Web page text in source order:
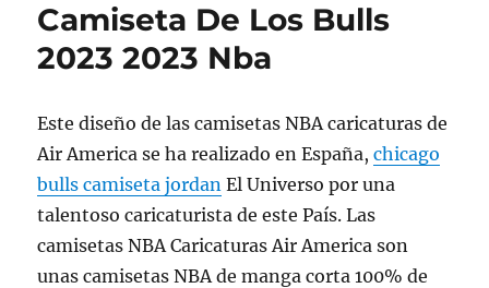
Camiseta De Los Bulls
2023 2023 Nba
Este diseño de las camisetas NBA caricaturas de
Air America se ha realizado en España,chicago
bulls camiseta jordan El Universo por una
talentoso caricaturista de este País. Las
camisetas NBA Caricaturas Air America son
unas camisetas NBA de manga corta 100% de